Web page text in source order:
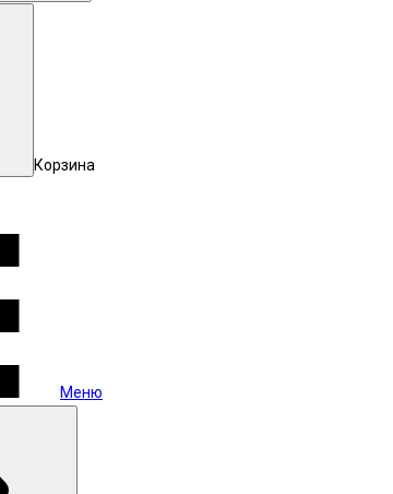
Корзина
Меню